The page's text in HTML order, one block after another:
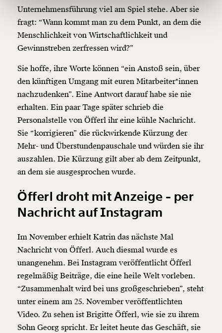
150€
Ich möchte meine Spende verschenken.
Du erhältst eine E-Mail mit deiner
kannst.
1/3
Unternehmensführung viel am Spiel stehe. Aber sie
fragt: “Wann kommt man zu dem Punkt, an dem die
Menschlichkeit von Wirtschaftlichkeit und
Gewinnstreben zerfressen wird?”
Sie hoffe, ihre Worte können “ein Anstoß sein, über
den künftigen Umgang mit euren Mitarbeiter*innen
nachzudenken”. Eine Antwort darauf habe sie nie
erhalten. Ein paar Tage später schrieb die
Personalstelle von Öfferl ihr eine kühle Nachricht.
Sie “korrigieren” die rückwirkende Kürzung der
Mehr- und Überstundenpauschale und würden sie ihr
auszahlen. Die Kürzung gilt aber ab dem Zeitpunkt,
an dem sie ausgesprochen wurde.
Öfferl droht mit Anzeige - per
Nachricht auf Instagram
Im November erhielt Katrin das nächste Mal
Nachricht von Öfferl. Auch diesmal wurde es
unangenehm. Bei Instagram veröffentlicht Öfferl
regelmäßig Beiträge, die eine heile Welt vorleben.
“Zusammenhalt wird bei uns großgeschrieben”, steht
unter einem am 25. November veröffentlichten
Video. Zu sehen ist Brigitte Öfferl, wie sie zu ihrem
Sohn Georg spricht. Er leitet heute das Geschäft, sie